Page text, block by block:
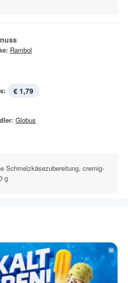
Rambol
€ 1,79
Globus
Schmelzkäsezubereitung, cremig-
g